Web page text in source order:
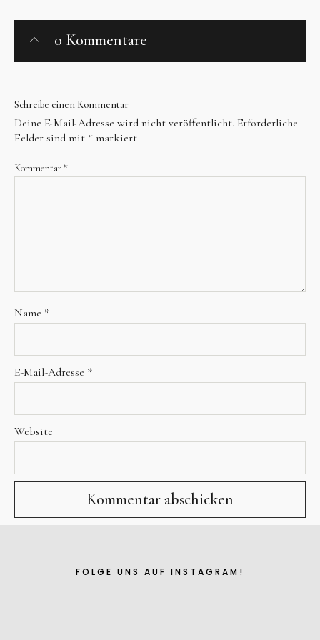
Instagram
0 Kommentare
Schreibe einen Kommentar
Deine E-Mail-Adresse wird nicht veröffentlicht. Erforderliche
Felder sind mit * markiert
Kommentar *
Name *
E-Mail-Adresse *
Website
FOLGE UNS AUF INSTAGRAM!